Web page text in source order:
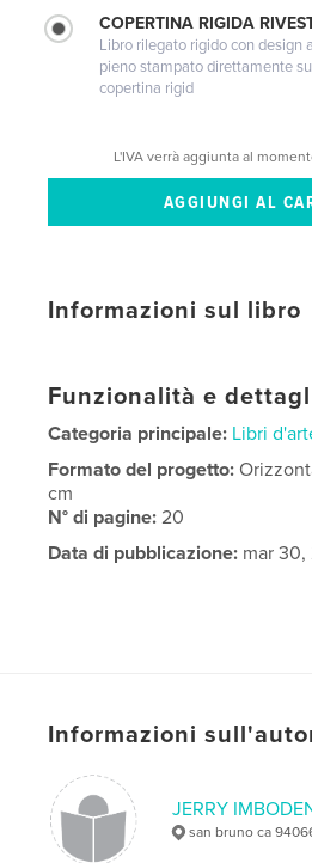
COPERTINA RIGIDA
Libro rilegato rigido con design
pieno stampato direttamente
copertina rigid
L'IVA verrà aggiunta al
Informazioni sul libro
Funzionalità e
Categoria principale: Libri
Formato del progetto:
cm
N° di pagine:20
Data di pubblicazione: mar
Informazioni
JERRY
san bruno ca